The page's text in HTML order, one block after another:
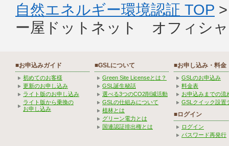
自然エネルギー環境認証 TOP
ー屋ドットネット オフィシ
■お申込みガイド
初めてのお客様
更新のお申し込み
ライト版のお申し込み
ライト版から乗換の
お申し込み
■GSLについて
Green Site Licenseとは？
GSL誕生秘話
選べる3つのCO2削減活動
GSLの仕組みについて
植林とは
グリーン電力とは
国連認証排出権とは
■お申し込み・料金
GSLのお申込み
料金表
お申込みまでの流
GSLクイック設置
■ログイン
ログイン
パスワード再発行